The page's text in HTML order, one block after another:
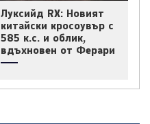
Луксийд RX: Новият
китайски кросоувър с
585 к.с. и облик,
вдъхновен от Ферари